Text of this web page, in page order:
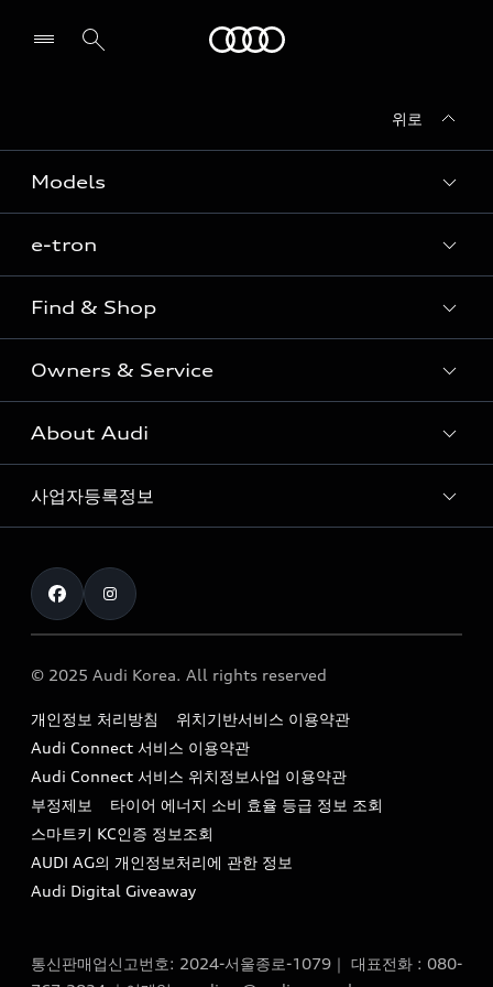
위로
Models
Sedan
SUV
Coupe
S range
e-tron
e-tron
Find & Shop
전시장/AAP 전시장/AS센터
아우디 신차 재고
아우디 모델 비교하기
아우디 공식 인증 중고차
The new Audi A6 Taste Drive 이벤트
Owners & Service
고객안내
Audi Connect
myAudiworld
내비게이션 데이터 다운로드
아우디 영상 매뉴얼
서비스 센터
서비스 프로그램
아우디 e-tron 케어 프로그램
사설수리업체를 위한 권고사항
About Audi
아우디 브랜드
Formula 1
Audi Story
아우디코리아 소식
아우디코리아 소개
아우디 스토리
아우디 브랜드 히스토리
quattro 시스템
사업자등록정보
통신판매업신고번호 : 2024-서울종로-1079
대표자명 : 틸 셰어
딩)
이메일 : audi_m@audi-ccc.co.kr
© 2025 Audi Korea. All rights reserved
개인정보 처리방침
위치기반서비스 이용약관
Audi Connect 서비스 이용약관
Audi Connect 서비스 위치정보사업 이용약관
부정제보
타이어 에너지 소비 효율 등급 정보 조회
스마트키 KC인증 정보조회
AUDI AG의 개인정보처리에 관한 정보
Audi Digital Giveaway
통신판매업신고번호: 2024-서울종로-1079｜ 대표전화 : 080-